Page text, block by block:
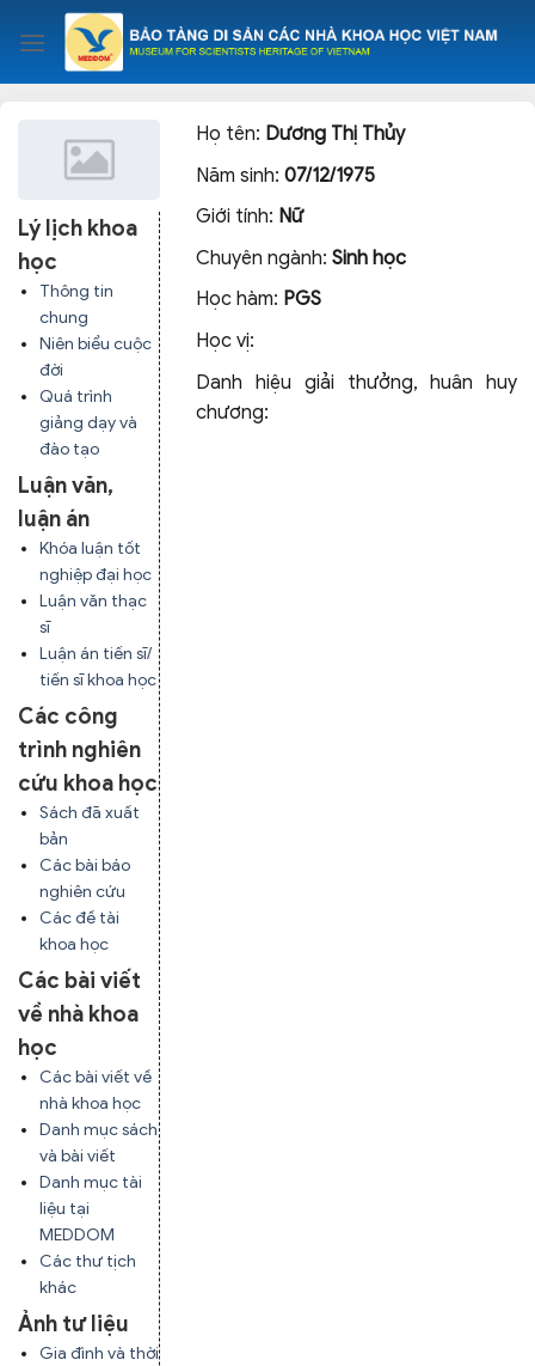
content
Lý lịch khoa
học
Thông tin
chung
Niên biểu cuộc
đời
Quá trình
giảng dạy và
đào tạo
Luận văn,
luận án
Khóa luận tốt
nghiệp đại học
Luận văn thạc
sĩ
Luận án tiến sĩ/
tiến sĩ khoa học
Các công
trình nghiên
cứu khoa học
Sách đã xuất
bản
Các bài báo
nghiên cứu
Các đề tài
khoa học
Các bài viết
về nhà khoa
học
Các bài viết về
nhà khoa học
Danh mục sách
và bài viết
Danh mục tài
liệu tại
MEDDOM
Các thư tịch
khác
Ảnh tư liệu
Gia đình và thời
Họ tên: Dương Thị Thủy
Năm sinh:07/12/1975
Giới tính: Nữ
Chuyên ngành:Sinh học
Học hàm: PGS
Học vị:
Danh hiệu giải thưởng, huân huy
chương: